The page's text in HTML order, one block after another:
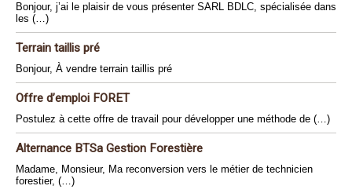
Bonjour, j’ai le plaisir de vous présenter SARL BDLC, spécialisée dans
les (…)
Terrain taillis pré
Bonjour, À vendre terrain taillis pré
Offre d’emploi FORET
Postulez à cette offre de travail pour développer une méthode de (…)
Alternance BTSa Gestion Forestière
Madame, Monsieur, Ma reconversion vers le métier de technicien
forestier, (…)